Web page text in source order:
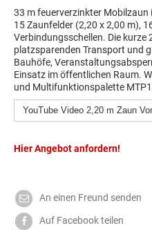
33 m feuerverzinkter Mobilzaun
15 Zaunfelder (2,20 x 2,00 m),
Verbindungsschellen. Die kurze
platzsparenden Transport und
Bauhöfe,
Einsatz im öffentlichen Raum.
und Multifunktionspalette
YouTube Video 2,20 m Zaun
Hier Angebot anfordern!
An einen Freund senden
Auf Facebook teilen